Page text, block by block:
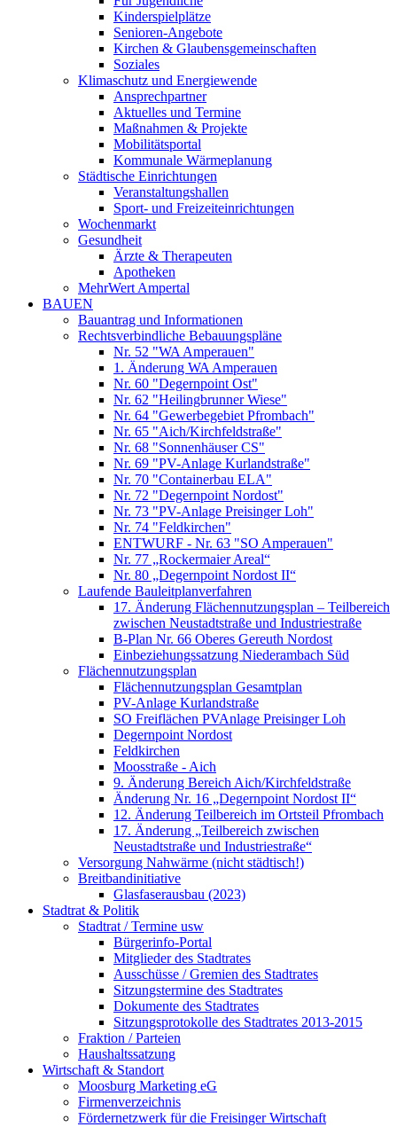
Kinderspielplätze
Senioren-Angebote
Kirchen & Glaubensgemeinschaften
Soziales
Klimaschutz und Energiewende
Ansprechpartner
Aktuelles und Termine
Maßnahmen & Projekte
Mobilitätsportal
Kommunale Wärmeplanung
Städtische Einrichtungen
Veranstaltungshallen
Sport- und Freizeiteinrichtungen
Wochenmarkt
Gesundheit
Ärzte & Therapeuten
Apotheken
MehrWert Ampertal
BAUEN
Bauantrag und Informationen
Rechtsverbindliche Bebauungspläne
Nr. 52 "WA Amperauen"
1. Änderung WA Amperauen
Nr. 60 "Degernpoint Ost"
Nr. 62 "Heilingbrunner Wiese"
Nr. 64 "Gewerbegebiet Pfrombach"
Nr. 65 "Aich/Kirchfeldstraße"
Nr. 68 "Sonnenhäuser CS"
Nr. 69 "PV-Anlage Kurlandstraße"
Nr. 70 "Containerbau ELA"
Nr. 72 "Degernpoint Nordost"
Nr. 73 "PV-Anlage Preisinger Loh"
Nr. 74 "Feldkirchen"
ENTWURF - Nr. 63 "SO Amperauen"
Nr. 77 „Rockermaier Areal“
Nr. 80 „Degernpoint Nordost II“
Laufende Bauleitplanverfahren
17. Änderung Flächennutzungsplan – Teilbereich
zwischen Neustadtstraße und Industriestraße
B-Plan Nr. 66 Oberes Gereuth Nordost
Einbeziehungssatzung Niederambach Süd
Flächennutzungsplan
Flächennutzungsplan Gesamtplan
PV-Anlage Kurlandstraße
SO Freiflächen PV­Anlage Preisinger Loh
Degernpoint Nordost
Feldkirchen
Moosstraße - Aich
9. Änderung Bereich Aich/Kirchfeldstraße
Änderung Nr. 16 „Degernpoint Nordost II“
12. Änderung Teilbereich im Ortsteil Pfrombach
17. Änderung „Teilbereich zwischen
Neustadtstraße und Industriestraße“
Versorgung Nahwärme (nicht städtisch!)
Breitbandinitiative
Glasfaserausbau (2023)
Stadtrat & Politik
Stadtrat / Termine usw
Bürgerinfo-Portal
Mitglieder des Stadtrates
Ausschüsse / Gremien des Stadtrates
Sitzungstermine des Stadtrates
Dokumente des Stadtrates
Sitzungsprotokolle des Stadtrates 2013-2015
Fraktion / Parteien
Haushaltssatzung
Wirtschaft & Standort
Moosburg Marketing eG
Firmenverzeichnis
Fördernetzwerk für die Freisinger Wirtschaft